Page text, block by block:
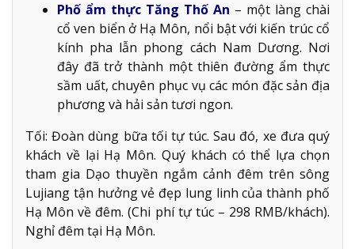
Phố ẩm thực Tăng Thố An – một làng chài
cổ ven biển ở Hạ Môn, nổi bật với kiến trúc cổ
kính pha lẫn phong cách Nam Dương. Nơi
đây đã trở thành một thiên đường ẩm thực
sầm uất, chuyên phục vụ các món đặc sản địa
phương và hải sản tươi ngon.
Tối: Đoàn dùng bữa tối tự túc. Sau đó, xe đưa quý
khách về lại Hạ Môn. Quý khách có thể lựa chọn
tham gia Dạo thuyền ngắm cảnh đêm trên sông
Lujiang tận hưởng vẻ đẹp lung linh của thành phố
Hạ Môn về đêm. (Chi phí tự túc – 298 RMB/khách).
Nghỉ đêm tại Hạ Môn.